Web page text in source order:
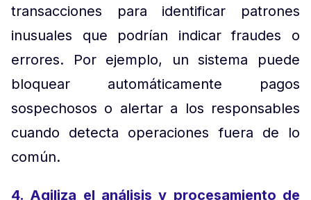
transacciones para identificar patrones
inusuales que podrían indicar fraudes o
errores. Por ejemplo, un sistema puede
bloquear automáticamente pagos
sospechosos o alertar a los responsables
cuando detecta operaciones fuera de lo
común.
4. Agiliza el análisis y procesamiento de